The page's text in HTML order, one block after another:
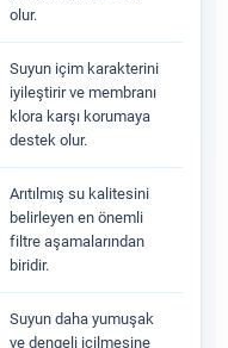
olur.
Suyun içim karakterini
iyileştirir ve membranı
klora karşı korumaya
destek olur.
Arıtılmış su kalitesini
belirleyen en önemli
filtre aşamalarından
biridir.
Suyun daha yumuşak
ve dengeli içilmesine